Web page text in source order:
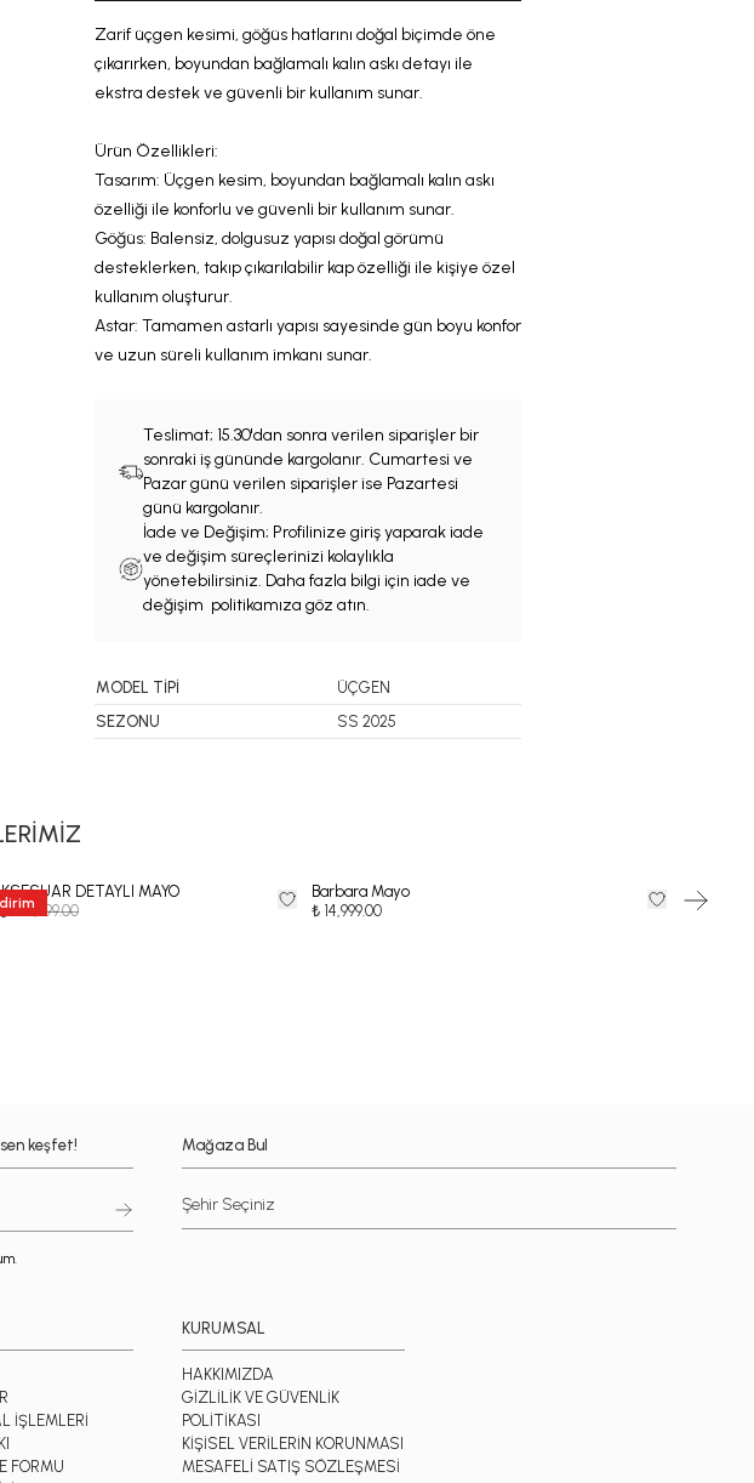
Zarifüçgen kesimi, göğüs hatlarını doğal biçimde öne
çıkarırken, boyundan bağlamalı kalın askı detayı ile
ekstra destek ve güvenli bir kullanım sunar.
Ürün Özellikleri:
Tasarım: Üçgen kesim, boyundan bağlamalı kalın askı
özelliği ile konforlu ve güvenli bir kullanım sunar.
Göğüs: Balensiz, dolgusuz yapısı doğal görümü
desteklerken, takıp çıkarılabilir kap özelliği ile kişiye özel
kullanım oluşturur.
Astar: Tamamen astarlı yapısı sayesinde gün boyu konfor
ve uzun süreli kullanım imkanı sunar.
Teslimat; 15.30'dan sonra verilen siparişler bir
sonraki iş gününde kargolanır. Cumartesi ve
Pazar günü verilen siparişler ise Pazartesi
günü kargolanır.
İade ve Değişim; Profilinize giriş yaparak iade
ve değişim süreçlerinizi kolaylıkla
yönetebilirsiniz. Daha fazla bilgi için iade ve
değişim politikamıza göz atın.
MODEL TİPİ
ÜÇGEN
SEZONU
SS 2025
DETAYLI MAYO
₺ 12,999.00
Barbara Mayo
₺ 14,999.00
35
₺ 7,149.35
keşfet! Mağaza Bul
İŞLEMLERİ
FORMU
KURUMSAL
HAKKIMIZDA
GİZLİLİK VE GÜVENLİK
POLİTİKASI
KİŞİSEL VERİLERİN KORUNMASI
MESAFELİ SATIŞ SÖZLEŞMESİ